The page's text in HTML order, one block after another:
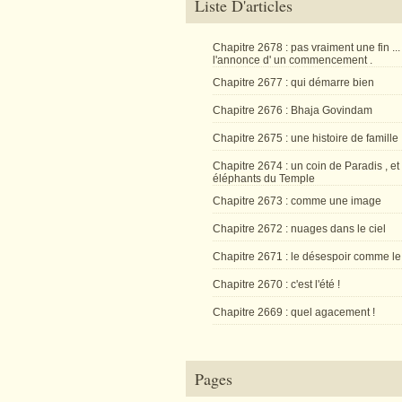
Liste D'articles
Chapitre 2678 : pas vraiment une fin ...
l'annonce d' un commencement .
Chapitre 2677 : qui démarre bien
Chapitre 2676 : Bhaja Govindam
Chapitre 2675 : une histoire de famille
Chapitre 2674 : un coin de Paradis , et
éléphants du Temple
Chapitre 2673 : comme une image
Chapitre 2672 : nuages dans le ciel
Chapitre 2671 : le désespoir comme
Chapitre 2670 : c'est l'été !
Chapitre 2669 : quel agacement !
Pages